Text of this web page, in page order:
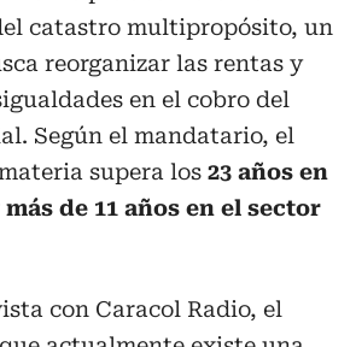
catastro multipropósito, un
reorganizar las rentas y
en el cobro del
Según el mandatario, el
supera los 23 años en
de 11 años en el sector
con Caracol Radio, el